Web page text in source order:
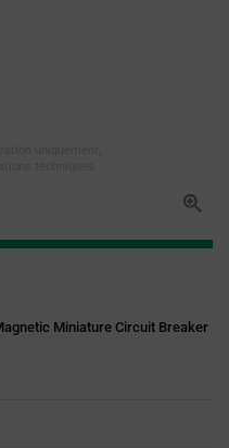
Miniature Circuit Breaker